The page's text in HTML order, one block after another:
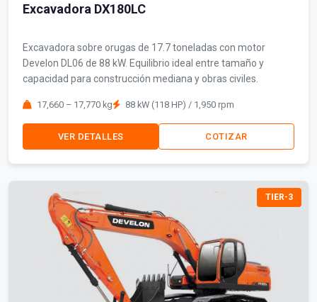
Excavadora DX180LC
Excavadora sobre orugas de 17.7 toneladas con motor
Develon DL06 de 88 kW. Equilibrio ideal entre tamaño y
capacidad para construcción mediana y obras civiles.
17,660 – 17,770 kg 88 kW (118 HP) / 1,950 rpm
VER DETALLES COTIZAR
TIER-3